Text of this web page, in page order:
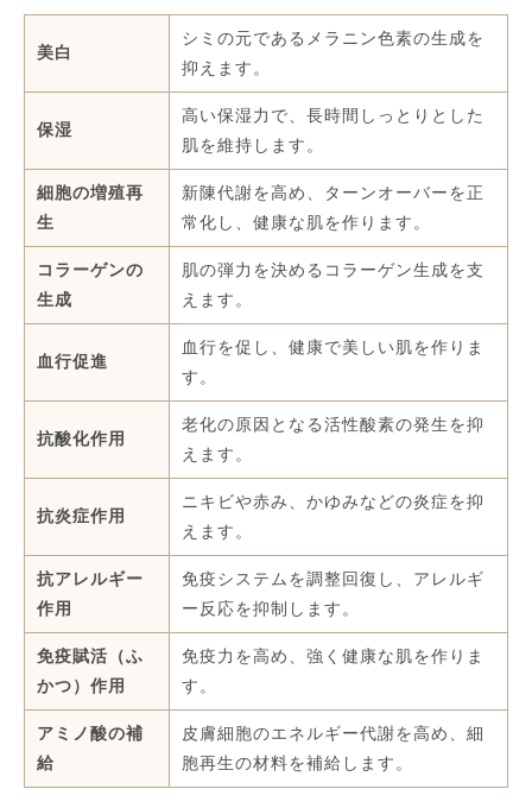
美白
シミの元であるメラニン色素の生成を
抑えます。
保湿
高い保湿力で、長時間しっとりとした
肌を維持します。
細胞の増殖再
生
新陳代謝を高め、ターンオーバーを正
常化し、健康な肌を作ります。
コラーゲンの
生成
肌の弾力を決めるコラーゲン生成を支
えます。
血行促進
血行を促し、健康で美しい肌を作りま
す。
抗酸化作用
老化の原因となる活性酸素の発生を抑
えます。
抗炎症作用
ニキビや赤み、かゆみなどの炎症を抑
えます。
抗アレルギー
作用
免疫システムを調整回復し、アレルギ
ー反応を抑制します。
免疫賦活（ふ
かつ）作用
免疫力を高め、強く健康な肌を作りま
す。
アミノ酸の補
給
皮膚細胞のエネルギー代謝を高め、細
胞再生の材料を補給します。